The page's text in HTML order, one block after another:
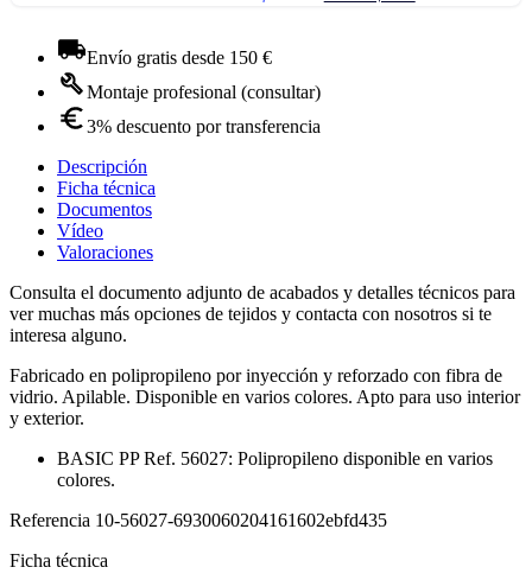
Envío gratis desde 150 €
Montaje profesional (consultar)
3% descuento por transferencia
Descripción
Ficha técnica
Documentos
Vídeo
Valoraciones
Consulta el documento adjunto de acabados y detalles técnicos para
ver muchas más opciones de tejidos y contacta con nosotros si te
interesa alguno.
Fabricado en polipropileno por inyección y reforzado con fibra de
vidrio. Apilable. Disponible en varios colores. Apto para uso interior
y exterior.
BASIC PP Ref. 56027: Polipropileno disponible en varios
colores.
Referencia 10-56027-6930060204161602ebfd435
Ficha técnica